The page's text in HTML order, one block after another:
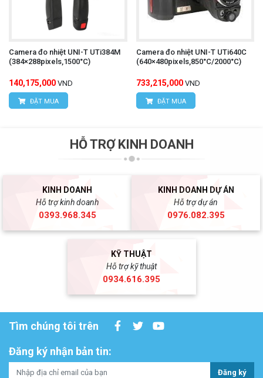
Camera đo nhiệt UNI-T UTi384M
(384×288pixels,1500°C)
140,175,000 VND
ĐẶT MUA
Camera đo nhiệt UNI-T UTi640C
(640×480pixels,850°C/2000°C)
733,215,000 VND
ĐẶT MUA
HỖ TRỢ KINH DOANH
KINH DOANH
Hỗ trợ kinh doanh
0393.968.345
KINH DOANH DỰ ÁN
Hỗ trợ dự án
0976.082.395
KỸ THUẬT
Hỗ trợ kỹ thuật
0934.616.395
Tìm chúng tôi trên
Đăng ký nhận bản tin:
Đăng ký